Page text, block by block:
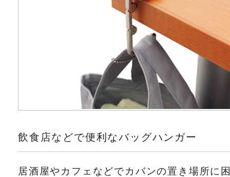
飲食店などで便利なバッグハンガー
居酒屋やカフェなどでカバンの置き場所に